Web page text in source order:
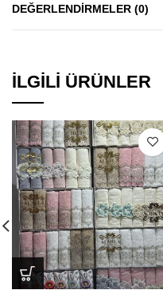
DEĞERLENDIRMELER (0)
İLGILI ÜRÜNLER